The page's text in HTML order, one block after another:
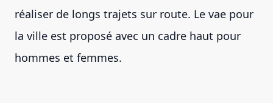
réaliser de longs trajets sur route. Le vae pour
la ville est proposé avec un cadre haut pour
hommes et femmes.